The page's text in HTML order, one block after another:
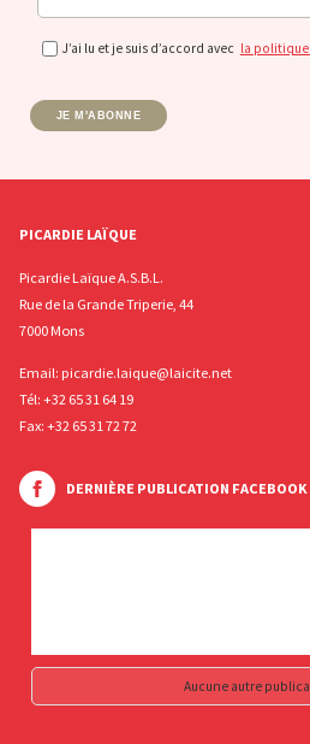
J’ai lu et je suis d’accord avec la
JE M'ABONNE
PICARDIE LAÏQUE
Picardie Laïque A.S.B.L.
Rue de la Grande Triperie, 44
7000 Mons
Email: picardie.laique@laicite.net
Tél: +32 65 31 64 19
Fax: +32 65 31 72 72
DERNIÈRE PUBLICATION FACEBOOK
Aucune autre